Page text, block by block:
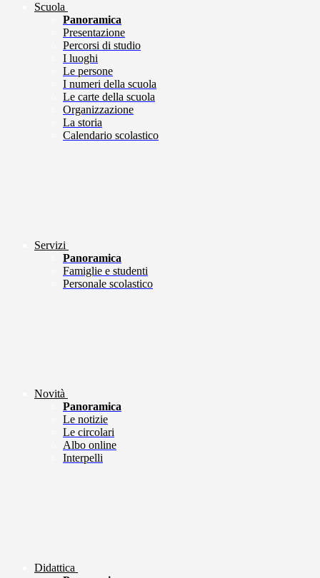
Scuola
Panoramica
Presentazione
Percorsi di studio
I luoghi
Le persone
I numeri della scuola
Le carte della scuola
Organizzazione
La storia
Calendario scolastico
Servizi
Panoramica
Famiglie e studenti
Personale scolastico
Novità
Panoramica
Le notizie
Le circolari
Albo online
Interpelli
Didattica